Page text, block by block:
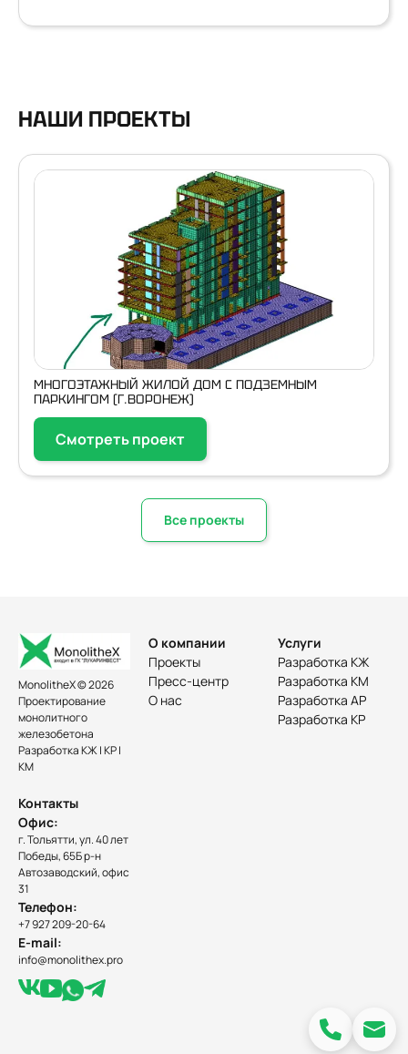
НАШИ ПРОЕКТЫ
МНОГОЭТАЖНЫЙ ЖИЛОЙ ДОМ С ПОДЗЕМНЫМ
ПАРКИНГОМ (Г.ВОРОНЕЖ)
Смотреть проект
Все проекты
MonolitheX © 2026
Проектирование
монолитного
железобетона
Разработка КЖ | КР |
КМ
О компании
Проекты
Пресс-центр
О нас
Услуги
Разработка КЖ
Разработка КМ
Разработка АР
Разработка КР
Контакты
Офис:
г. Тольятти, ул. 40 лет
Победы, 65Б р-н
Автозаводский, офис
31
Телефон:
+7 927 209-20-64
E-mail:
info@monolithex.pro